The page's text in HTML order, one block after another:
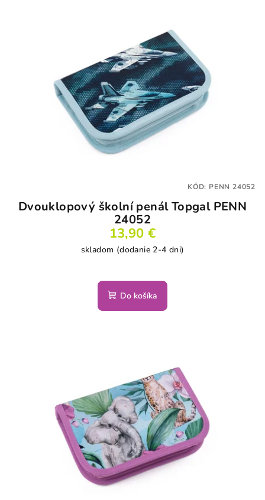
Dvouklopový školní penál Topgal PENN
24052
13,90 €
skladom (dodanie 2-4 dni)
Do košíka
KÓD: PENN 24052